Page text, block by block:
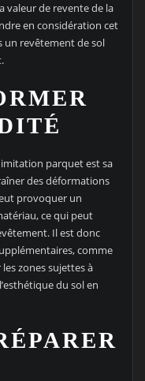
valeur de revente de la
en considération cet
un revêtement de sol
parquet est sa
des déformations
provoquer un
ce qui peut
Il est donc
comme
zones sujettes à
du sol en